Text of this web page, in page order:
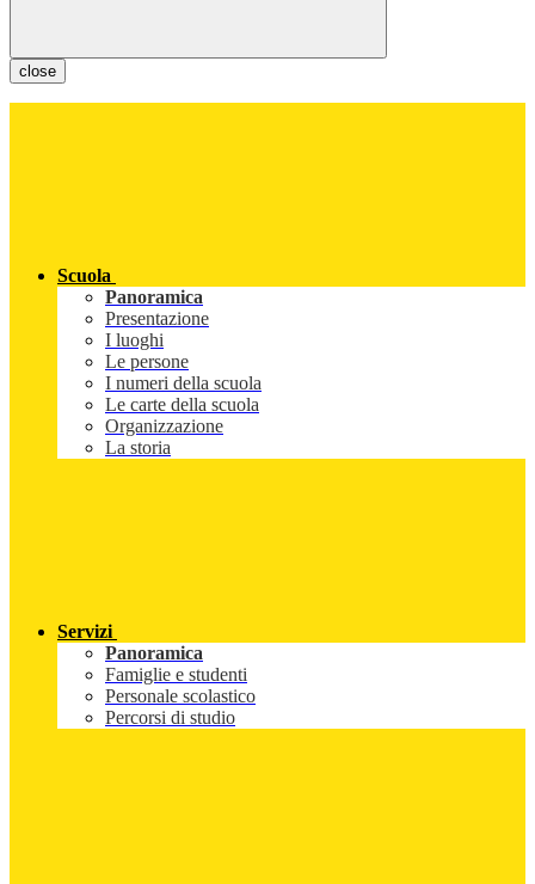
close
Scuola
Panoramica
Presentazione
I luoghi
Le persone
I numeri della scuola
Le carte della scuola
Organizzazione
La storia
Servizi
Panoramica
Famiglie e studenti
Personale scolastico
Percorsi di studio